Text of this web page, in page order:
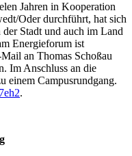
Jahren in Kooperation
Oder durchführt, hat sich
Stadt und auch im Land
Energieforum ist
an Thomas Schoßau
Im Anschluss an die
einem Campusrundgang.
.